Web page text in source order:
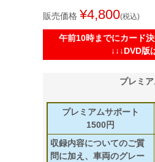
販売価格 ¥4,800 税込
午前10時までにカード
↓↓↓DVD版
プレミ
プレミアムサポート
1500円
収録内容についてのご質
問に加え、車両のグレー